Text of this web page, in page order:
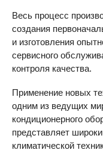
Весь процесс
создания
и изготовления
сервисного
контроля качества.
Применение новых
одним из ведущих
кондиционерного
представляет
климатической